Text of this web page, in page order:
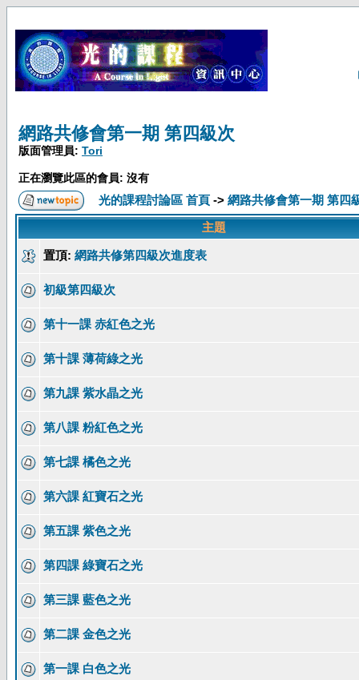
網路共修會第一期 第四級次
版面管理員: Tori
正在瀏覽此區的會員: 沒有
光的課程討論區 首頁 -> 網路共修會第一期 第四
主題
置頂: 網路共修第四級次進度表
初級第四級次
第十一課 赤紅色之光
第十課 薄荷綠之光
第九課 紫水晶之光
第八課 粉紅色之光
第七課 橘色之光
第六課 紅寶石之光
第五課 紫色之光
第四課 綠寶石之光
第三課 藍色之光
第二課 金色之光
第一課 白色之光